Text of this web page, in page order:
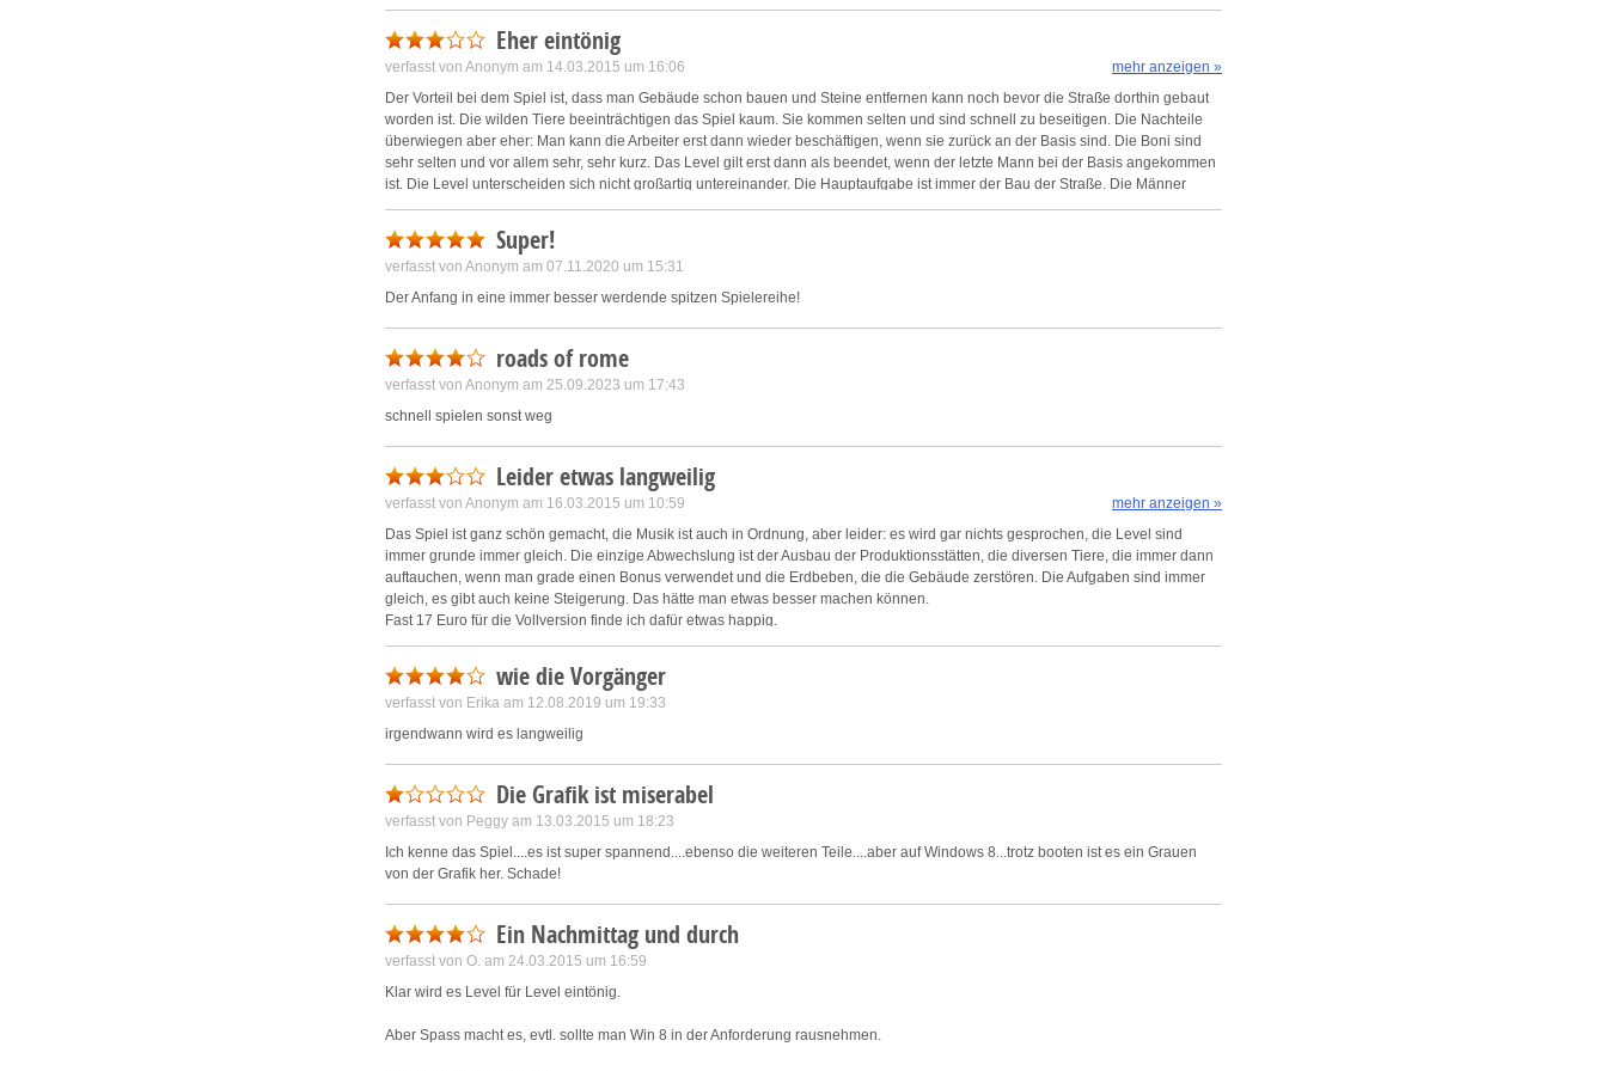
Eher eintönig
verfasst von Anonym am 14.03.2015 um 16:06
Der Vorteil bei dem Spiel ist, dass man Gebäude schon bauen und Steine entfernen kann noch bevor die Straße dorthin gebaut
worden ist. Die wilden Tiere beeinträchtigen das Spiel kaum. Sie kommen selten und sind schnell zu beseitigen. Die Nachteile
überwiegen aber eher: Man kann die Arbeiter erst dann wieder beschäftigen, wenn sie zurück an der Basis sind. Die Boni sind
sehr selten und vor allem sehr, sehr kurz. Das Level gilt erst dann als beendet, wenn der letzte Mann bei der Basis angekommen
ist. Die Level unterscheiden sich nicht großartig untereinander. Die Hauptaufgabe ist immer der Bau der Straße. Die Männer
laufen nach jeder Aufgabe immer wieder ganz an die Basis zurück, erst dann kann man sie wieder losschicken. Spannend ist das
Spiel nicht wirklich.
mehr anzeigen »
Super!
verfasst von Anonym am 07.11.2020 um 15:31
Der Anfang in eine immer besser werdende spitzen Spielereihe!
roads of rome
verfasst von Anonym am 25.09.2023 um 17:43
schnell spielen sonst weg
Leider etwas langweilig
verfasst von Anonym am 16.03.2015 um 10:59
Das Spiel ist ganz schön gemacht, die Musik ist auch in Ordnung, aber leider: es wird gar nichts gesprochen, die Level sind
immer grunde immer gleich. Die einzige Abwechslung ist der Ausbau der Produktionsstätten, die diversen Tiere, die immer dann
auftauchen, wenn man grade einen Bonus verwendet und die Erdbeben, die die Gebäude zerstören. Die Aufgaben sind immer
gleich, es gibt auch keine Steigerung. Das hätte man etwas besser machen können.
Fast 17 Euro für die Vollversion finde ich dafür etwas happig.
mehr anzeigen »
wie die Vorgänger
verfasst von Erika am 12.08.2019 um 19:33
irgendwann wird es langweilig
Die Grafik ist miserabel
verfasst von Peggy am 13.03.2015 um 18:23
Ich kenne das Spiel....es ist super spannend....ebenso die weiteren Teile....aber auf Windows 8...trotz booten ist es ein Grauen
von der Grafik her. Schade!
Ein Nachmittag und durch
verfasst von O. am 24.03.2015 um 16:59
Klar wird es Level für Level eintönig.
Aber Spass macht es, evtl. sollte man Win 8 in der Anforderung rausnehmen.